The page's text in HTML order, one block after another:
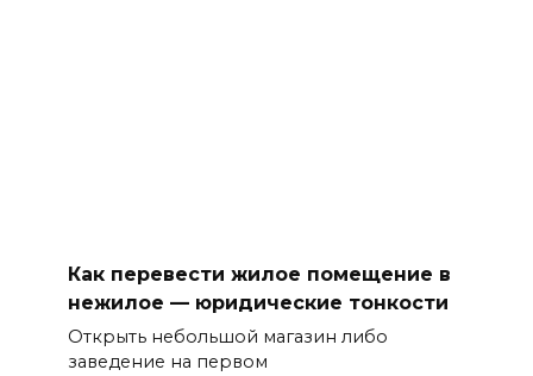
Как перевести жилое помещение в
нежилое — юридические тонкости
Открыть небольшой магазин либо
заведение на первом